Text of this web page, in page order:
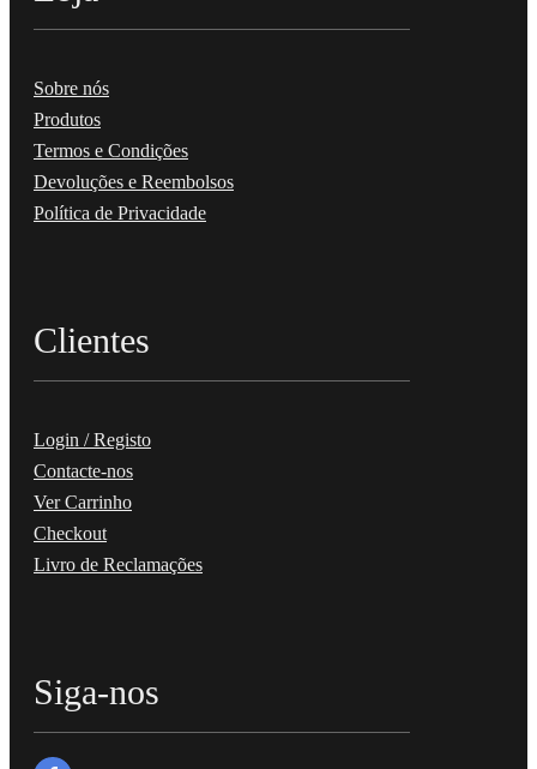
Sobre nós
Produtos
Termos e Condições
Devoluções e Reembolsos
Política de Privacidade
Clientes
Login / Registo
Contacte-nos
Ver Carrinho
Checkout
Livro de Reclamações
Siga-nos